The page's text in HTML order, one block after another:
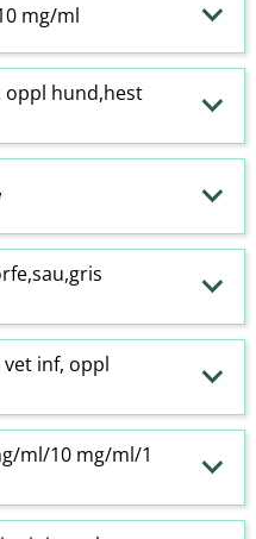
mg/ml
oppl hund,hest
inf, oppl
ml/10 mg/ml/1